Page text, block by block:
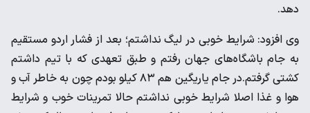
دهد.
وی افزود: شرایط خوبی در لیگ نداشتم؛ بعد از فشار اردو مستقیم
به جام باشگاه‌های جهان رفتم و طبق تعهدی که با تیم داشتم
کشتی گرفتم.در جام یاریگین هم ۸۳ کیلو بودم چون به خاطر آب و
هوا و غذا اصلا شرایط خوبی نداشتم حالا تمرینات خوب و شرایط